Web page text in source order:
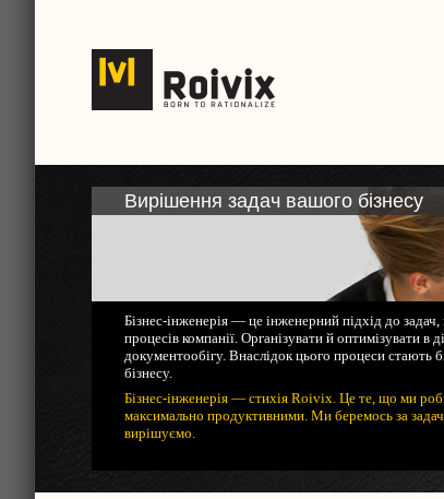
Вирішення задач вашого бізнесу
Бізнес-інженерія — це інженерний підхід до
процесів компанії. Організувати й оптимізувати в
документообігу. Внаслідок цього процеси стають
бізнесу.
Бізнес-інженерія — стихія Roivix. Це те, що ми
максимально продуктивними. Ми беремось за
вирішуємо.